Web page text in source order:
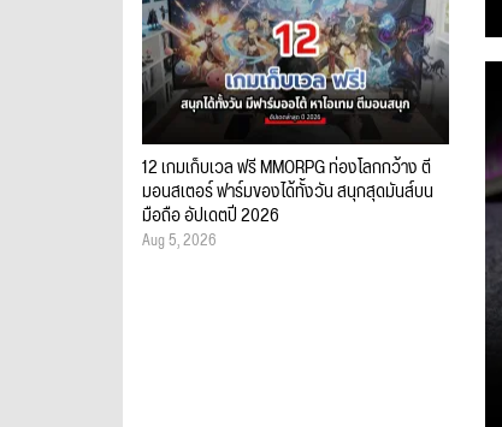
12 เกมเก็บเวล ฟรี MMORPG ท่องโลกกว้าง ตี
มอนสเตอร์ ฟาร์มของได้ทั้งวัน สนุกสุดมันส์บน
มือถือ อัปเดตปี 2026
Aug 5, 2026